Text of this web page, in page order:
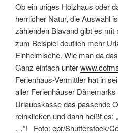
Ob ein uriges Holzhaus oder
herrlicher Natur, die Auswahl
zählenden Blavand gibt es mit
zum Beispiel deutlich mehr
Einheimische. Wie man da
Ganz einfach unter
Ferienhaus-Vermittler hat in
aller Ferienhäuser
Urlaubskasse das passende
reinklicken und dann heißt es:
…“! Foto: epr/Shutterstock/